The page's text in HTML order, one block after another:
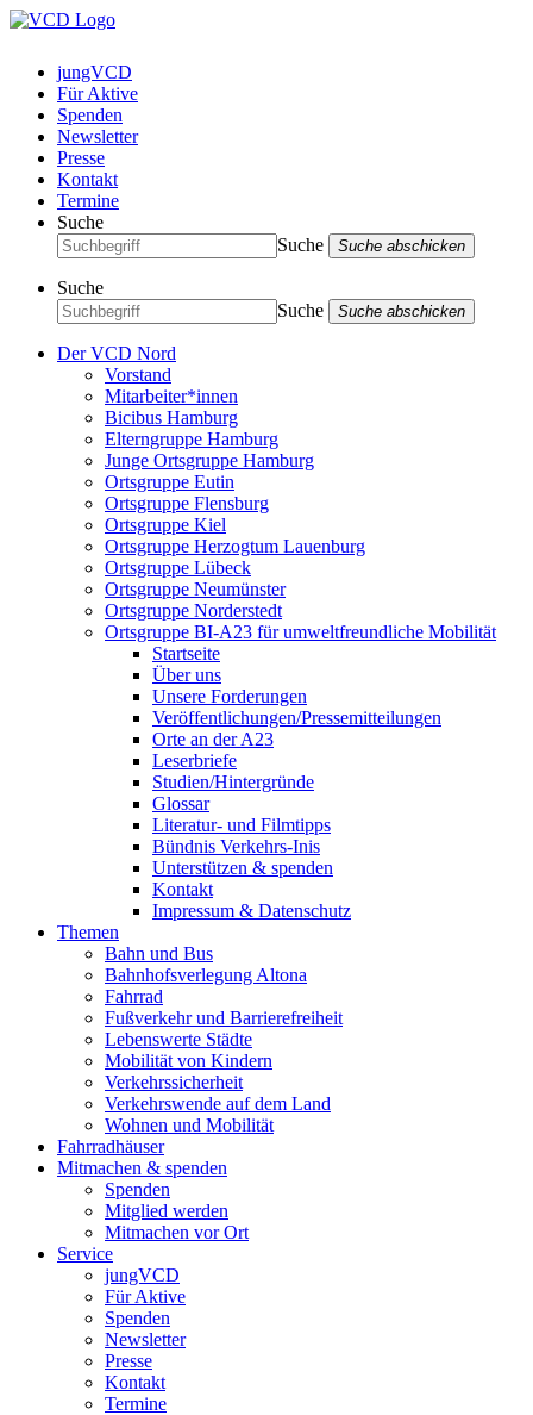
jungVCD
Für Aktive
Spenden
Newsletter
Presse
Kontakt
Termine
Suche
Suche
Suche abschicken
Suche
Suche
Suche abschicken
Der VCD Nord
Vorstand
Mitarbeiter*innen
Bicibus Hamburg
Elterngruppe Hamburg
Junge Ortsgruppe Hamburg
Ortsgruppe Eutin
Ortsgruppe Flensburg
Ortsgruppe Kiel
Ortsgruppe Herzogtum Lauenburg
Ortsgruppe Lübeck
Ortsgruppe Neumünster
Ortsgruppe Norderstedt
Ortsgruppe BI-A23 für umweltfreundliche Mobilität
Startseite
Über uns
Unsere Forderungen
Veröffentlichungen/Pressemitteilungen
Orte an der A23
Leserbriefe
Studien/Hintergründe
Glossar
Literatur- und Filmtipps
Bündnis Verkehrs-Inis
Unterstützen & spenden
Kontakt
Impressum & Datenschutz
Themen
Bahn und Bus
Bahnhofsverlegung Altona
Fahrrad
Fußverkehr und Barrierefreiheit
Lebenswerte Städte
Mobilität von Kindern
Verkehrssicherheit
Verkehrswende auf dem Land
Wohnen und Mobilität
Fahrradhäuser
Mitmachen & spenden
Spenden
Mitglied werden
Mitmachen vor Ort
Service
jungVCD
Für Aktive
Spenden
Newsletter
Presse
Kontakt
Termine